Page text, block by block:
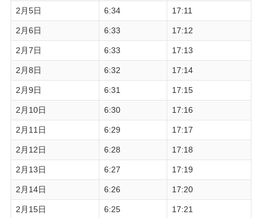
2月5日 6:34 17:11
2月6日 6:33 17:12
2月7日 6:33 17:13
2月8日 6:32 17:14
2月9日 6:31 17:15
2月10日 6:30 17:16
2月11日 6:29 17:17
2月12日 6:28 17:18
2月13日 6:27 17:19
2月14日 6:26 17:20
2月15日 6:25 17:21